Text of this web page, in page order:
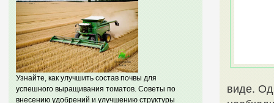
Узнайте, как улучшить состав почвы для
успешного выращивания томатов. Советы по
внесению удобрений и улучшению структуры
виде.